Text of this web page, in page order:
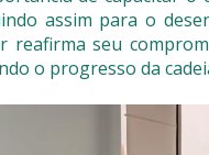
assim para o
reafirma seu
o progresso da